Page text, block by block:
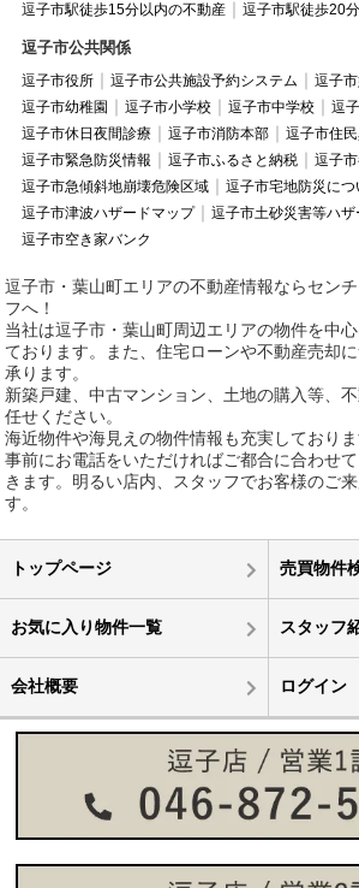
逗子市駅徒歩15分以内の不動産
逗子市駅徒歩20
逗子市公共関係
逗子市役所 逗子市公共施設予約システム
逗子
逗子市幼稚園
逗子市小学校 逗子市中学校
逗
逗子市休日夜間診療
逗子市消防本部
逗子市住
逗子市緊急防災情報
逗子市ふるさと納税
逗子
逗子市急傾斜地崩壊危険区域
逗子市宅地防災につ
逗子市津波ハザードマップ
逗子市土砂災害等ハ
逗子市空き家バンク
逗子市・葉山町エリアの不動産情報ならセン
フへ！
当社は逗子市・葉山町周辺エリアの物件を中
ております。また、住宅ローンや不動産売却
承ります。
新築戸建、中古マンション、土地の購入等、
任せください。
海近物件や海見えの物件情報も充実しておりま
事前にお電話をいただければご都合に合わせ
きます。明るい店内、スタッフでお客様のご
す。
トップページ 売買物件
お気に入り物件一覧 スタッフ
会社概要 ログイン